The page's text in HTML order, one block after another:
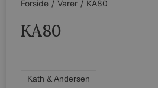
Forside / Varer / KA80
KA80
Kath & Andersen